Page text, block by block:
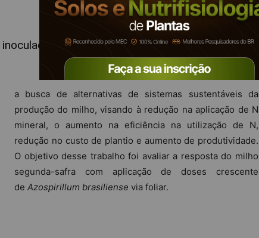
inoculado comAzospirillum brasiliensevia folha em
a busca de alternativas de sistemas sustentáveis da
produção do milho, visando à redução na aplicação de N
mineral, o aumento na eficiência na utilização de N,
redução no custo de plantio e aumento de produtividade.
O objetivo desse trabalho foi avaliar a resposta do milho
segunda-safra com aplicação de doses crescente
de Azospirillum brasiliense via foliar.